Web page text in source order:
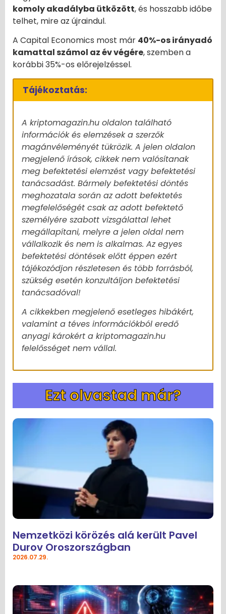
komoly akadályba ütközött, és hosszabb időbe
telhet, mire az újraindul.
A Capital Economics most már 40%-os irányadó
kamattal számol az év végére, szemben a
korábbi 35%-os előrejelzéssel.
Tájékoztatás:
A kriptomagazin.hu oldalon található
információk és elemzések a szerzők
magánvéleményét tükrözik. A jelen oldalon
megjelenő írások, cikkek nem valósítanak
meg befektetési elemzést vagy befektetési
tanácsadást. Bármely befektetési döntés
meghozatala során az adott befektetés
megfelelőségét csak az adott befektető
személyére szabott vizsgálattal lehet
megállapítani, melyre a jelen oldal nem
vállalkozik és nem is alkalmas. Az egyes
befektetési döntések előtt éppen ezért
tájékozódjon részletesen és több forrásból,
szükség esetén konzultáljon befektetési
tanácsadóval!
A cikkekben megjelenő esetleges hibákért,
valamint a téves információkból eredő
anyagi károkért a kriptomagazin.hu
felelősséget nem vállal.
Ezt olvastad már?
Nemzetközi körözés alá került Pavel
Durov Oroszországban
2026.07.29.